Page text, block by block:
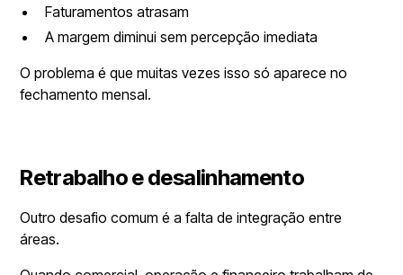
Faturamentos atrasam
A margem diminui sem percepção imediata
O problema é que muitas vezes isso só aparece no
fechamento mensal.
Retrabalho e desalinhamento
Outro desafio comum é a falta de integração entre
áreas.